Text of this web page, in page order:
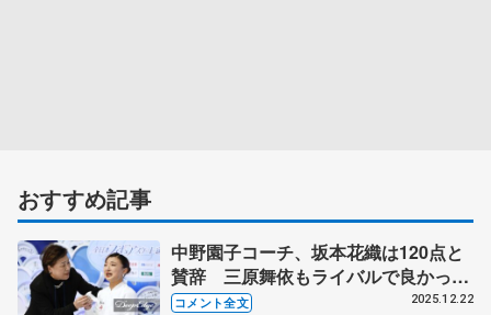
おすすめ記事
中野園子コーチ、坂本花織は120点と
賛辞 三原舞依もライバルで良かっ
た 【全日本フィギュア女子フリー】
コメント全文 2025.12.22